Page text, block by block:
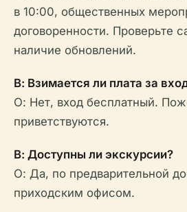
в 10:00, общественных
договоренности. Проверьте
наличие обновлений.
В: Взимается ли плата за
О: Нет, вход бесплатный.
приветствуются.
В: Доступны ли экскурсии?
О: Да, по предварительной
приходским офисом.